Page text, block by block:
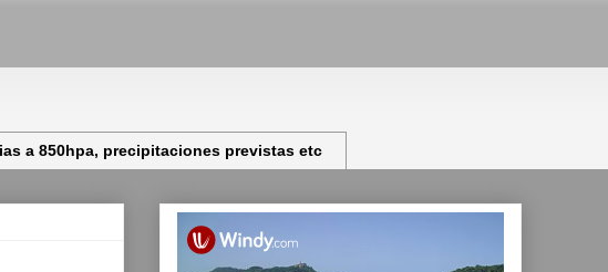
a 850hpa, precipitaciones previstas etc